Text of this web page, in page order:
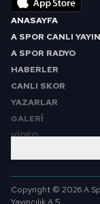
ANASAYFA
A SPOR CANLI YAYIN
A SPOR RADYO
HABERLER
CANLI SKOR
YAZARLAR
GALERİ
VİDEO
SABAH SPORU
SPOR GÜNDEMİ
Copyright © 2026 A